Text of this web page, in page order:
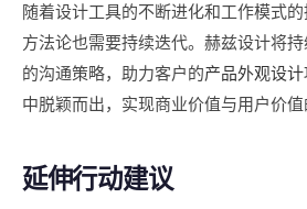
随着设计工具的不断进化和工作模式
方法论也需要持续迭代。赫兹设计将
的沟通策略，助力客户的产品外观设计
中脱颖而出，实现商业价值与用户价值
延伸行动建议